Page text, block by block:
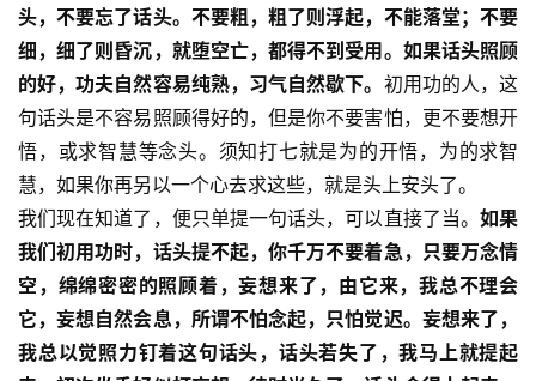
谈
心
乐
菩
提
专
题
公
益
头，不要忘了话头。不要粗，粗了则浮起，不能落堂；不要
细，细了则昏沉，就堕空亡，都得不到受用。如果话头照顾
的好，功夫自然容易纯熟，习气自然歇下。 初用功的人，这
句话头是不容易照顾得好的，但是你不要害怕，更不要想开
悟，或求智慧等念头。须知打七就是为的开悟，为的求智
慧，如果你再另以一个心去求这些，就是头上安头了。
我们现在知道了，便只单提一句话头，可以直接了当。 如果
我们初用功时，话头提不起，你千万不要着急，只要万念情
空，绵绵密密的照顾着，妄想来了，由它来，我总不理会
它，妄想自然会息，所谓不怕念起，只怕觉迟。妄想来了，
我总以觉照力钉着这句话头，话头若失了，我马上就提起